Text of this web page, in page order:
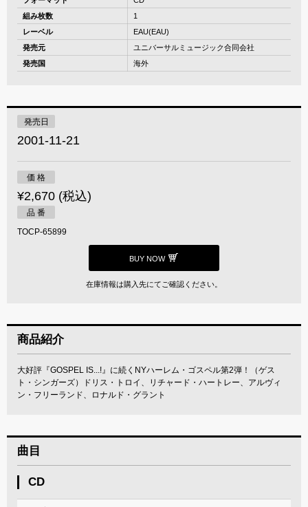
組み枚数
1
レーベル
EAU(EAU)
発売元
ユニバーサルミュージック合同会社
発売国
海外
発売日
2001-11-21
価 格
¥2,670 (税込)
品 番
TOCP-65899
BUY NOW
在庫情報は購入先にてご確認ください。
商品紹介
大好評『GOSPEL IS...!』に続くNYハーレム・ゴスペル第2弾！（ゲス
ト・シンガーズ）ドリス・トロイ、リチャード・ハートレー、アルヴィ
ン・フリーランド、ロナルド・グラント
曲目
CD